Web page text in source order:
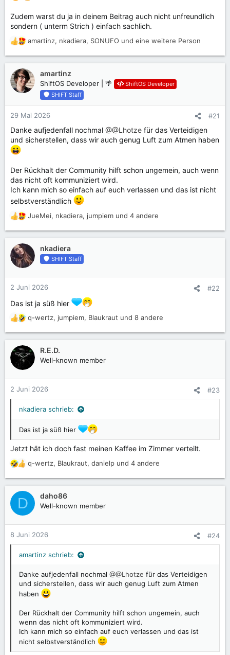
Zudem warst du ja in deinem Beitrag auch nicht unfreundlich
sondern ( unterm Strich ) einfach sachlich.
R
e
a
k
t
e
n
:
amartinz, nkadiera, SONUFO und eine weitere Person
amartinz
ShiftOS Developer | 🌴
ShiftOS Developer
SHIFT Staff
29 Mai 2026 #21
Danke aufjedenfall nochmal @@Lhotze für das Verteidigen
und sicherstellen, dass wir auch genug Luft zum Atmen haben
Der Rückhalt der Community hilft schon ungemein, auch wenn
das nicht oft kommuniziert wird.
Ich kann mich so einfach auf euch verlassen und das ist nicht
selbstverständlich
R
e
a
k
t
o
n
n
JueMei, nkadiera, jumpiem und 4 andere
nkadiera
SHIFT Staff
2 Juni 2026 #22
Das ist ja süß hier
R
e
a
k
t
o
n
q-wertz, jumpiem, Blaukraut und 8 andere
R.E.D.
Well-known member
2 Juni 2026 #23
nkadiera schrieb:
Das ist ja süß hier
Jetzt hät ich doch fast meinen Kaffee im Zimmer verteilt.
R
e
a
k
t
o
n
q-wertz, Blaukraut, danielp und 4 andere
D daho86
Well-known member
8 Juni 2026 #24
amartinz schrieb:
Danke aufjedenfall nochmal @@Lhotze für das Verteidigen
und sicherstellen, dass wir auch genug Luft zum Atmen
haben
Der Rückhalt der Community hilft schon ungemein, auch
wenn das nicht oft kommuniziert wird.
Ich kann mich so einfach auf euch verlassen und das ist
nicht selbstverständlich